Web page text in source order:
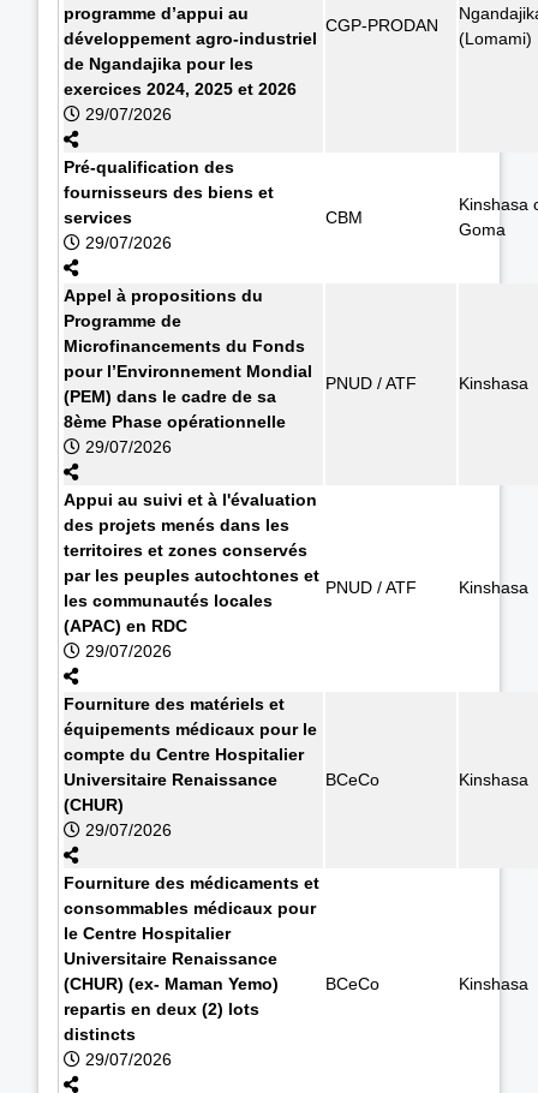
programme d’appui au
développement agro-industriel
de Ngandajika pour les
exercices 2024, 2025 et 2026
29/07/2026
CGP-PRODAN
(Lomami)
Pré-qualification des
fournisseurs des biens et
services
29/07/2026
CBM
Kinshasa
Goma
Appel à propositions du
Programme de
Microfinancements du Fonds
pour l’Environnement Mondial
(PEM) dans le cadre de sa
8ème Phase opérationnelle
29/07/2026
PNUD / ATF Kinshasa
Appui au suivi et à l'évaluation
des projets menés dans les
territoires et zones conservés
par les peuples autochtones et
les communautés locales
(APAC) en RDC
29/07/2026
PNUD / ATF Kinshasa
Fourniture des matériels et
équipements médicaux pour le
compte du Centre Hospitalier
Universitaire Renaissance
(CHUR)
29/07/2026
BCeCo Kinshasa
Fourniture des médicaments et
consommables médicaux pour
le Centre Hospitalier
Universitaire Renaissance
(CHUR) (ex- Maman Yemo)
repartis en deux (2) lots
distincts
29/07/2026
BCeCo Kinshasa